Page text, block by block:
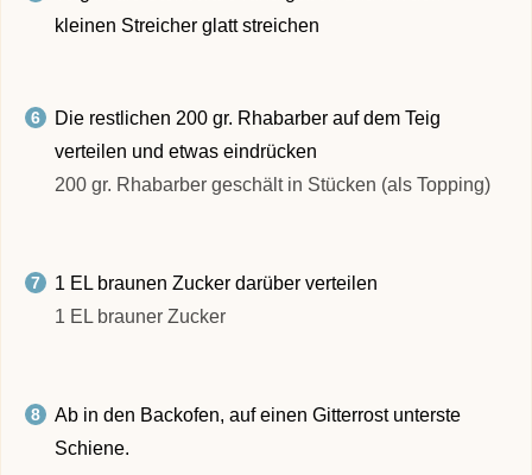
kleinen Streicher glatt streichen
Die restlichen 200 gr. Rhabarber auf dem Teig
verteilen und etwas eindrücken
200 gr. Rhabarber geschält in Stücken (als Topping)
1 EL braunen Zucker darüber verteilen
1 EL brauner Zucker
Ab in den Backofen, auf einen Gitterrost unterste
Schiene.